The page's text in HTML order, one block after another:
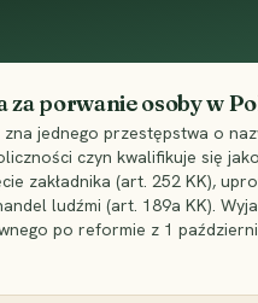
za porwanie osoby w
jednego przestępstwa o
czyn kwalifikuje się
zakładnika (art. 252 KK),
ludźmi (art. 189a KK).
po reformie z 1